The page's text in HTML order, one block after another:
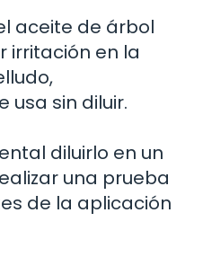
aceite de árbol
irritación en la
usa sin diluir.
diluirlo en un
una prueba
de la aplicación